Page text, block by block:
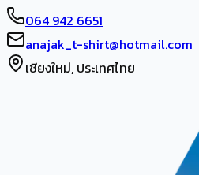
064 942 6651
anajak_t-shirt@hotmail.com
เชียงใหม่, ประเทศไทย